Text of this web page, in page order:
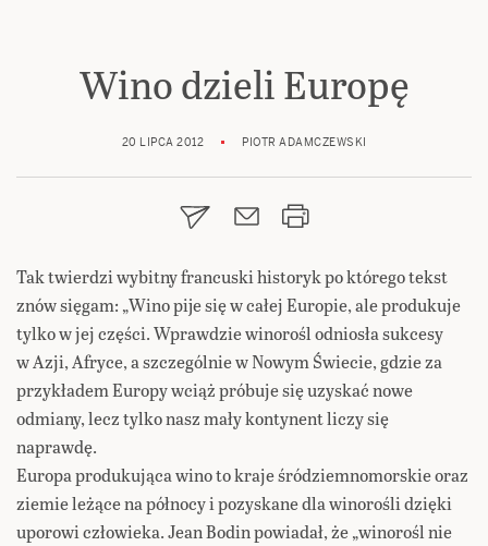
Wino dzieli Europę
20 LIPCA 2012 PIOTR ADAMCZEWSKI
Tak twierdzi wybitny francuski historyk po którego tekst
znów sięgam: „Wino pije się w całej Europie, ale produkuje
tylko w jej części. Wprawdzie winorośl odniosła sukcesy
w Azji, Afryce, a szczególnie w Nowym Świecie, gdzie za
przykładem Europy wciąż próbuje się uzyskać nowe
odmiany, lecz tylko nasz mały kontynent liczy się
naprawdę.
Europa produkująca wino to kraje śródziemnomorskie oraz
ziemie leżące na północy i pozyskane dla winorośli dzięki
uporowi człowieka. Jean Bodin powiadał, że „winorośl nie